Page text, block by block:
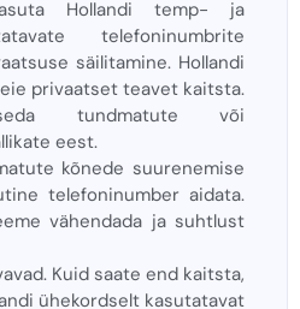
Hollandi temp- ja
telefoninumbrite
säilitamine. Hollandi
privaatset teavet kaitsta.
tundmatute või
eest.
kõnede suurenemise
telefoninumber aidata.
vähendada ja suhtlust
Kuid saate end kaitsta,
ühekordselt kasutatavat